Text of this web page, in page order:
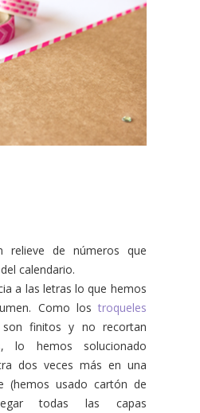
relieve de números que
calendario.
a las letras lo que hemos
Como los troqueles
finitos y no recortan
lo hemos solucionado
dos veces más en una
(hemos usado cartón de
todas las capas